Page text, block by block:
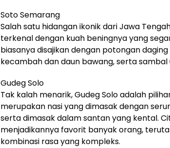
Soto Semarang
Salah satu hidangan ikonik dari Jawa
terkenal dengan kuah beningnya yang
biasanya disajikan dengan potongan
kecambah dan daun bawang, serta
Gudeg Solo
Tak kalah menarik, Gudeg Solo adalah
merupakan nasi yang dimasak dengan
serta dimasak dalam santan yang kental.
menjadikannya favorit banyak orang,
kombinasi rasa yang kompleks.